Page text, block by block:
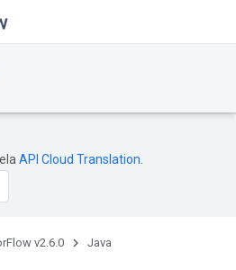
API Cloud Translation
v2.6.0 Java